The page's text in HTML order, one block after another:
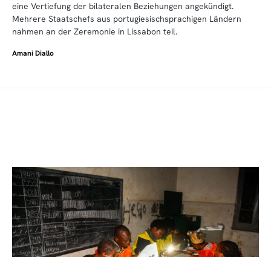
eine Vertiefung der bilateralen Beziehungen angekündigt.
Mehrere Staatschefs aus portugiesischsprachigen Ländern
nahmen an der Zeremonie in Lissabon teil.
Amani Diallo